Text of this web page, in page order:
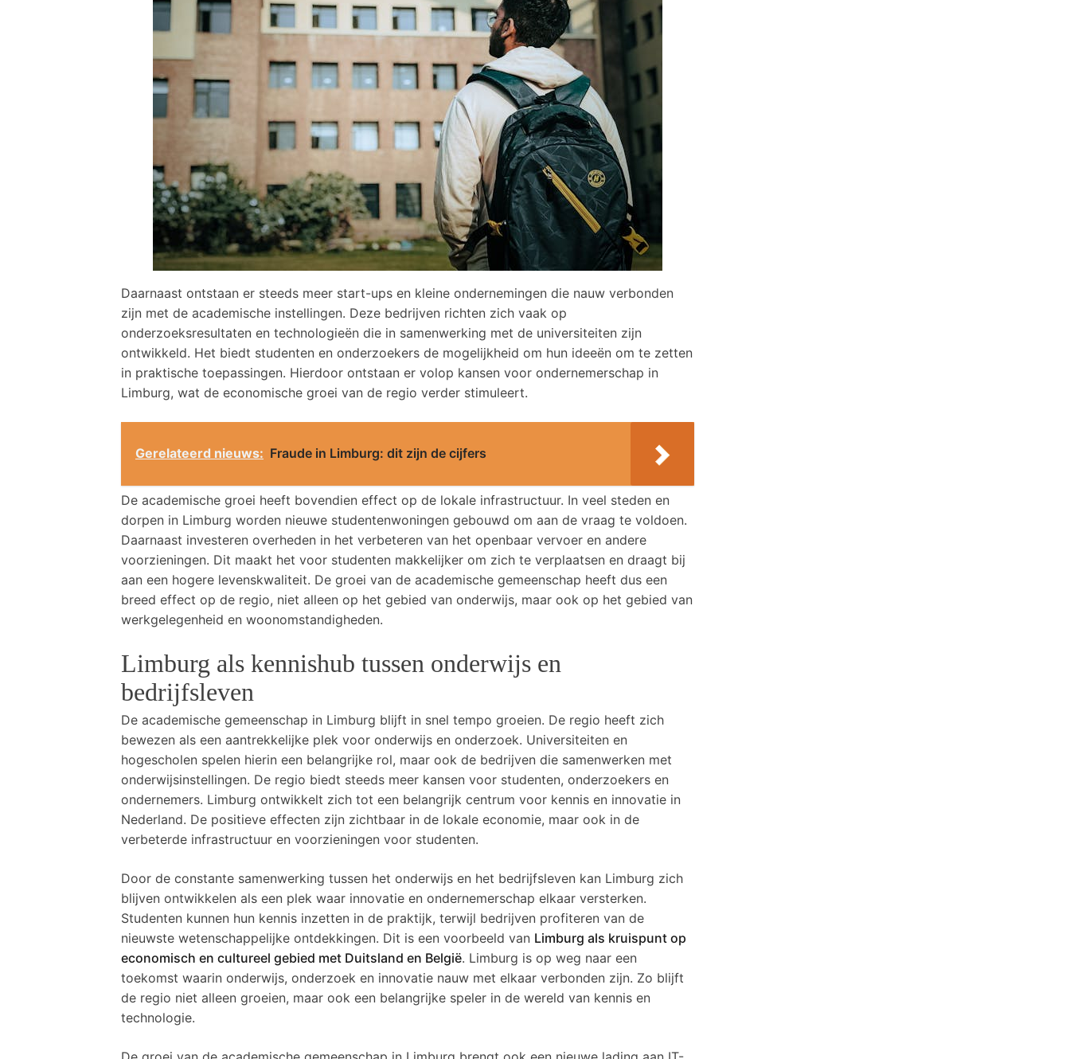
Daarnaast ontstaan er steeds meer start-ups en kleine ondernemingen die nauw verbonden
zijn met de academische instellingen. Deze bedrijven richten zich vaak op
onderzoeksresultaten en technologieën die in samenwerking met de universiteiten zijn
ontwikkeld. Het biedt studenten en onderzoekers de mogelijkheid om hun ideeën om te zetten
in praktische toepassingen. Hierdoor ontstaan er volop kansen voor ondernemerschap in
Limburg, wat de economische groei van de regio verder stimuleert.
Gerelateerd nieuws: Fraude in Limburg: dit zijn de cijfers
De academische groei heeft bovendien effect op de lokale infrastructuur. In veel steden en
dorpen in Limburg worden nieuwe studentenwoningen gebouwd om aan de vraag te voldoen.
Daarnaast investeren overheden in het verbeteren van het openbaar vervoer en andere
voorzieningen. Dit maakt het voor studenten makkelijker om zich te verplaatsen en draagt bij
aan een hogere levenskwaliteit. De groei van de academische gemeenschap heeft dus een
breed effect op de regio, niet alleen op het gebied van onderwijs, maar ook op het gebied van
werkgelegenheid en woonomstandigheden.
Limburg als kennishub tussen onderwijs en
bedrijfsleven
De academische gemeenschap in Limburg blijft in snel tempo groeien. De regio heeft zich
bewezen als een aantrekkelijke plek voor onderwijs en onderzoek. Universiteiten en
hogescholen spelen hierin een belangrijke rol, maar ook de bedrijven die samenwerken met
onderwijsinstellingen. De regio biedt steeds meer kansen voor studenten, onderzoekers en
ondernemers. Limburg ontwikkelt zich tot een belangrijk centrum voor kennis en innovatie in
Nederland. De positieve effecten zijn zichtbaar in de lokale economie, maar ook in de
verbeterde infrastructuur en voorzieningen voor studenten.
Door de constante samenwerking tussen het onderwijs en het bedrijfsleven kan Limburg zich
blijven ontwikkelen als een plek waar innovatie en ondernemerschap elkaar versterken.
Studenten kunnen hun kennis inzetten in de praktijk, terwijl bedrijven profiteren van de
nieuwste wetenschappelijke ontdekkingen. Dit is een voorbeeld van Limburg als kruispunt op
economisch en cultureel gebied met Duitsland en België. Limburg is op weg naar een
toekomst waarin onderwijs, onderzoek en innovatie nauw met elkaar verbonden zijn. Zo blijft
de regio niet alleen groeien, maar ook een belangrijke speler in de wereld van kennis en
technologie.